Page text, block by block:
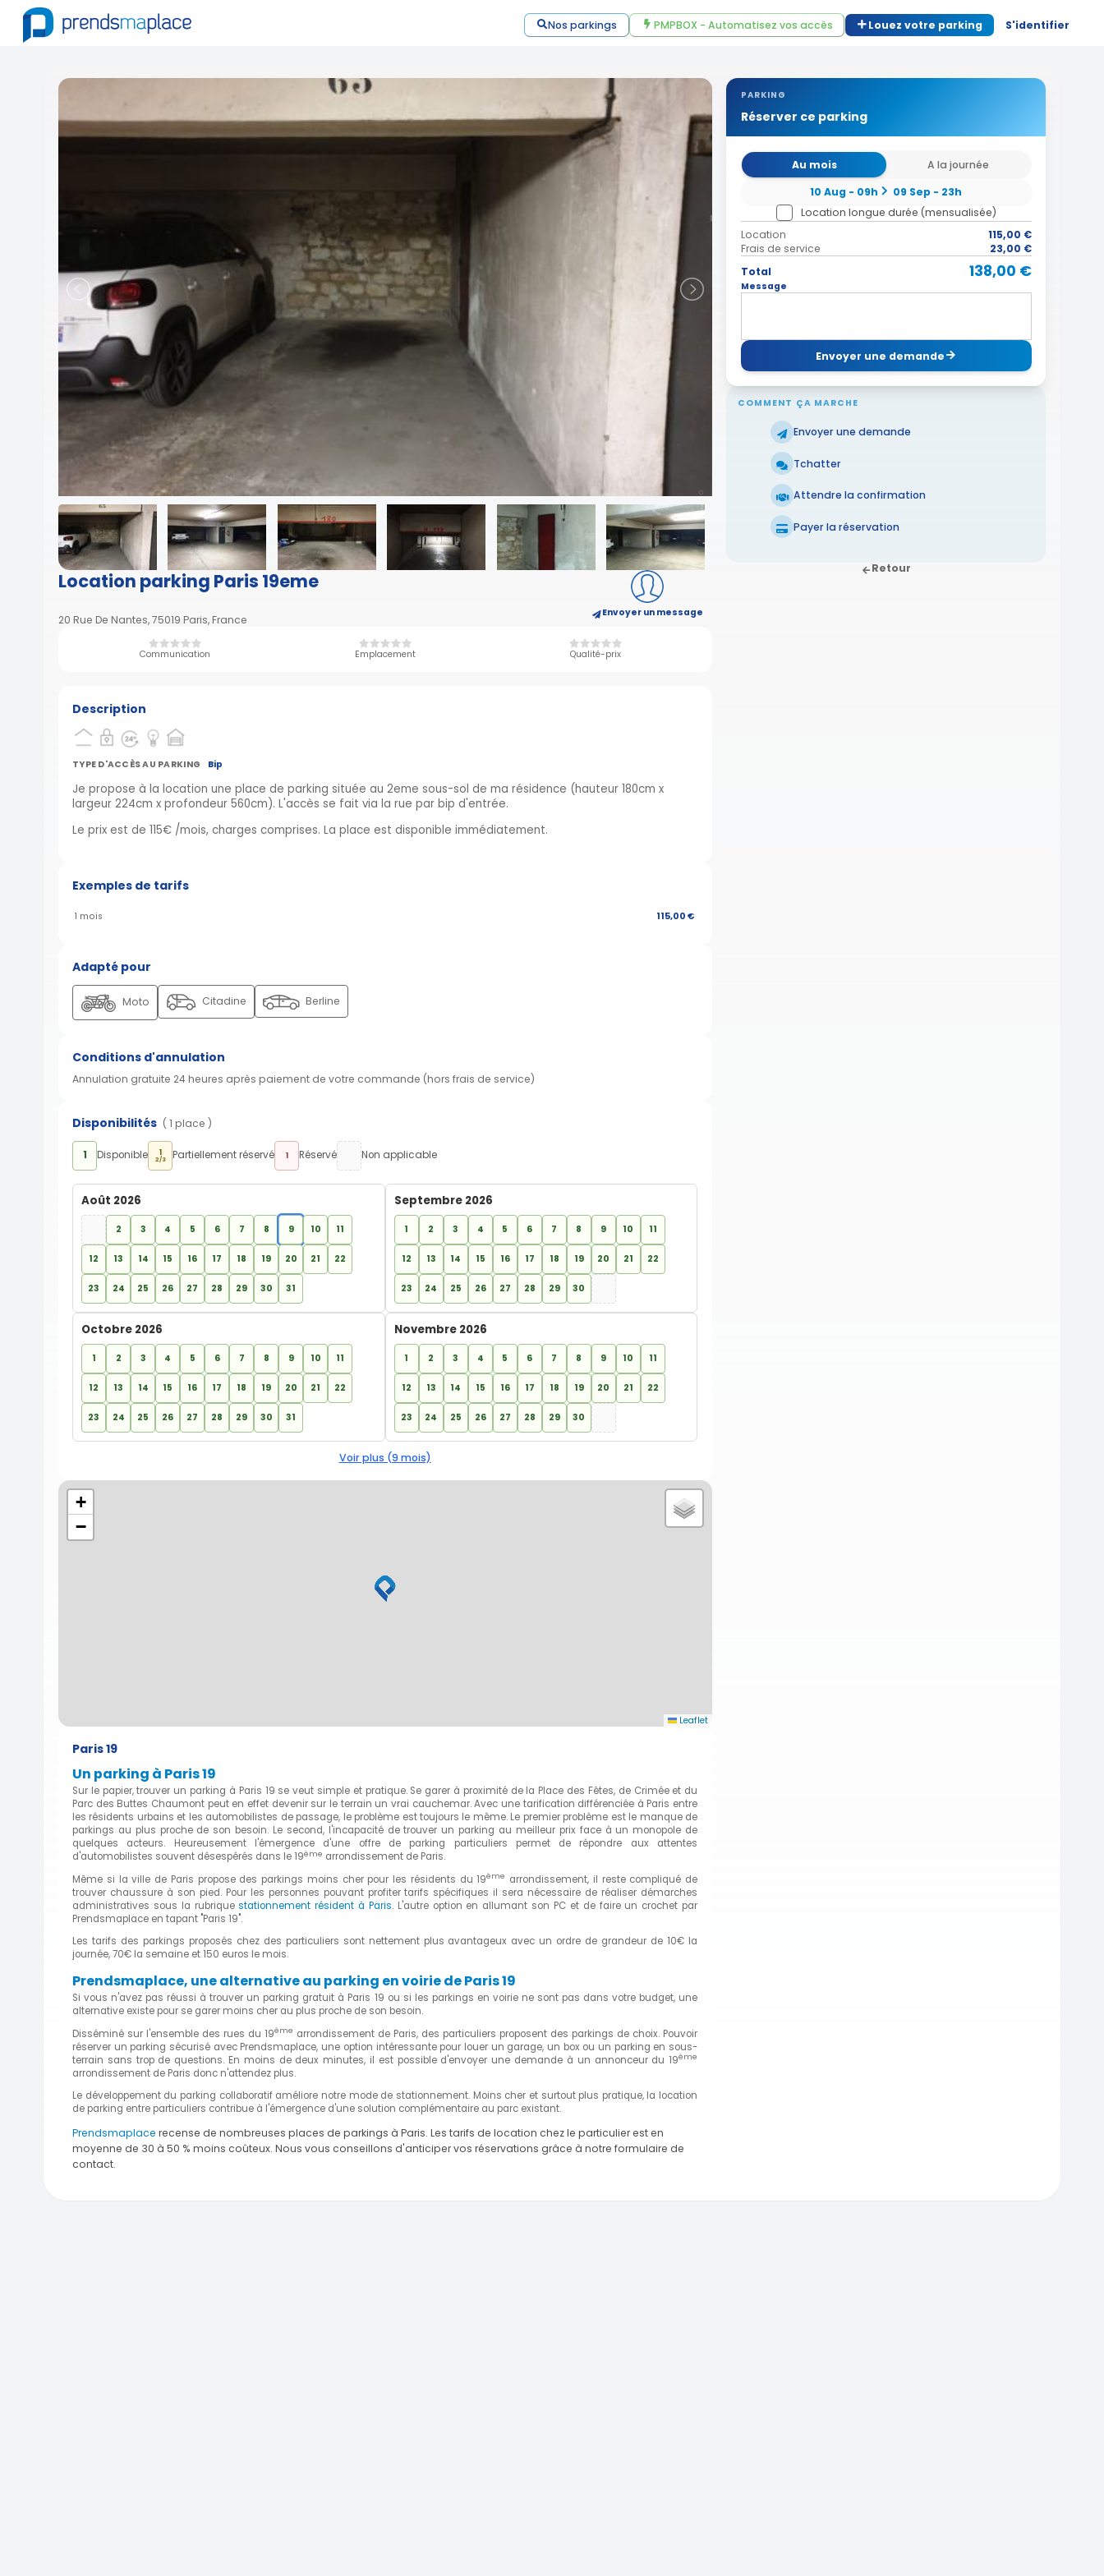
Nos parkings PMPBOX - Automatisez vos accès Louez votre parking S'identifier
Location parking Paris 19eme
20 Rue De Nantes, 75019 Paris, France Envoyer un message
Communication Emplacement Qualité-prix
PARKING
Réserver ce parking
Au mois
A la journée
10 Aug - 09h
09 Sep - 23h
Location longue durée (mensualisée)
Location
115,00 €
Frais de service
23,00 €
Total
138,00 €
Message
Envoyer une demande
COMMENT ÇA MARCHE
Envoyer une demande
Tchatter
Attendre la confirmation
Payer la réservation
Retour
Description
TYPE D'ACCÈS AU PARKING Bip
Je propose à la location une place de parking située au 2eme sous-sol de ma résidence (hauteur 180cm x
largeur 224cm x profondeur 560cm). L'accès se fait via la rue par bip d'entrée.
Le prix est de 115€ /mois, charges comprises. La place est disponible immédiatement.
Exemples de tarifs
1 mois 115,00 €
Adapté pour
Moto Citadine Berline
Conditions d'annulation
Annulation gratuite 24 heures après paiement de votre commande (hors frais de service)
Disponibilités ( 1 place )
1 Disponible 1
2/3 Partiellement réservé 1 Réservé Non applicable
Août 2026
2 3 4 5 6 7 8 9 10 11
12 13 14 15 16 17 18 19 20 21 22
23 24 25 26 27 28 29 30 31
Septembre 2026
1 2 3 4 5 6 7 8 9 10 11
12 13 14 15 16 17 18 19 20 21 22
23 24 25 26 27 28 29 30
Octobre 2026
1 2 3 4 5 6 7 8 9 10 11
12 13 14 15 16 17 18 19 20 21 22
23 24 25 26 27 28 29 30 31
Novembre 2026
1 2 3 4 5 6 7 8 9 10 11
12 13 14 15 16 17 18 19 20 21 22
23 24 25 26 27 28 29 30
Voir plus (9 mois)
+
−
Leaflet
Paris 19
Un parking à Paris 19
Sur le papier, trouver un parking à Paris 19 se veut simple et pratique. Se garer à proximité de la Place des Fêtes, de Crimée et du
Parc des Buttes Chaumont peut en effet devenir sur le terrain un vrai cauchemar. Avec une tarification différenciée à Paris entre
les résidents urbains et les automobilistes de passage, le problème est toujours le même. Le premier problème est le manque de
parkings au plus proche de son besoin. Le second, l'incapacité de trouver un parking au meilleur prix face à un monopole de
quelques acteurs. Heureusement l'émergence d'une offre de parking particuliers permet de répondre aux attentes
d'automobilistes souvent désespérés dans le 19ème arrondissement de Paris.
Même si la ville de Paris propose des parkings moins cher pour les résidents du 19ème arrondissement, il reste compliqué de
trouver chaussure à son pied. Pour les personnes pouvant profiter tarifs spécifiques il sera nécessaire de réaliser démarches
administratives sous la rubriquestationnement résident à Paris. L'autre option en allumant son PC et de faire un crochet par
Prendsmaplace en tapant "Paris 19".
Les tarifs des parkings proposés chez des particuliers sont nettement plus avantageux avec un ordre de grandeur de 10€ la
journée, 70€ la semaine et 150 euros le mois.
Prendsmaplace, une alternative au parking en voirie de Paris 19
Si vous n'avez pas réussi à trouver un parking gratuit à Paris 19 ou si les parkings en voirie ne sont pas dans votre budget, une
alternative existe pour se garer moins cher au plus proche de son besoin.
Disséminé sur l'ensemble des rues du 19ème arrondissement de Paris, des particuliers proposent des parkings de choix. Pouvoir
réserver un parking sécurisé avec Prendsmaplace, une option intéressante pour louer un garage, un box ou un parking en sous-
terrain sans trop de questions. En moins de deux minutes, il est possible d'envoyer une demande à un annonceur du 19ème
arrondissement de Paris donc n'attendez plus.
Le développement du parking collaboratif améliore notre mode de stationnement. Moins cher et surtout plus pratique, la location
de parking entre particuliers contribue à l'émergence d'une solution complémentaire au parc existant.
Prendsmaplace recense de nombreuses places de parkings à Paris. Les tarifs de location chez le particulier est en
moyenne de 30 à 50 % moins coûteux. Nous vous conseillons d'anticiper vos réservations grâce à notre formulaire de
contact.